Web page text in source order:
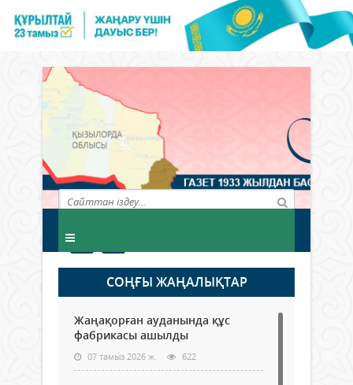
СОҢҒЫ ЖАҢАЛЫҚТАР
Жаңақорған ауданында құс
фабрикасы ашылды
07 тамыз 2026 ж. 622